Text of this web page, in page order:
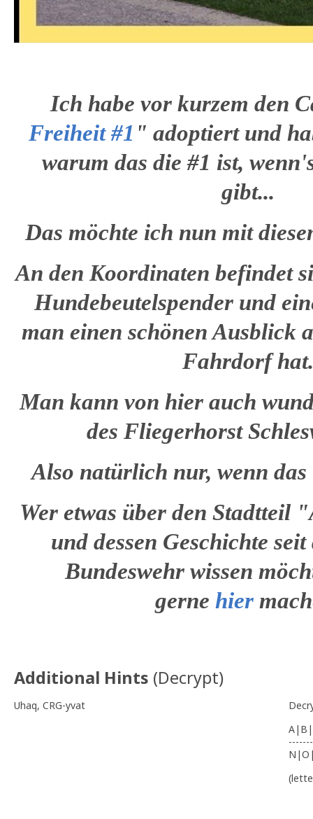
Ich habe vor kurzem den
Freiheit #1 " adoptiert und
warum das die #1 ist,
gibt...
Das möchte ich nun mit
An den Koordinaten befindet
Hundebeutelspender und
man einen schönen Ausblick
Fahrdorf hat.
Man kann von hier auch
des Fliegerhorst
Also natürlich nur, wenn das
Wer etwas über den Stadtteil
und dessen Geschichte
Bundeswehr wissen
gerne hier
Additional Hints (Decrypt)
Uhaq, CRG-yvat